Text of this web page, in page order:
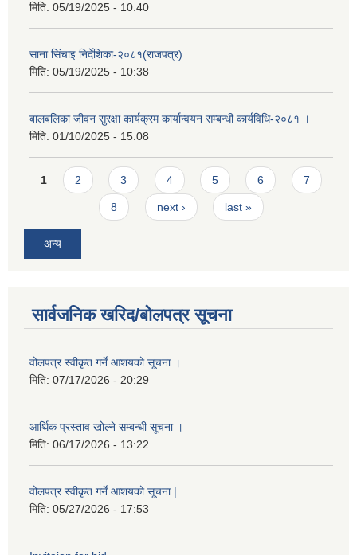
मिति: 05/19/2025 - 10:40
साना सिंचाइ निर्देशिका-२०८१(राजपत्र)
मिति: 05/19/2025 - 10:38
बालबलिका जीवन सुरक्षा कार्यक्रम कार्यान्वयन सम्बन्धी कार्यविधि-२०८१ ।
मिति: 01/10/2025 - 15:08
Pages
1 2 3 4 5 6 7
8 next › last »
अन्य
सार्वजनिक खरिद/बोलपत्र सूचना
वोलपत्र स्वीकृत गर्ने आशयको सूचना ।
मिति: 07/17/2026 - 20:29
आर्थिक प्रस्ताव खोल्ने सम्बन्धी सूचना ।
मिति: 06/17/2026 - 13:22
वोलपत्र स्वीकृत गर्ने आशयको सूचना |
मिति: 05/27/2026 - 17:53